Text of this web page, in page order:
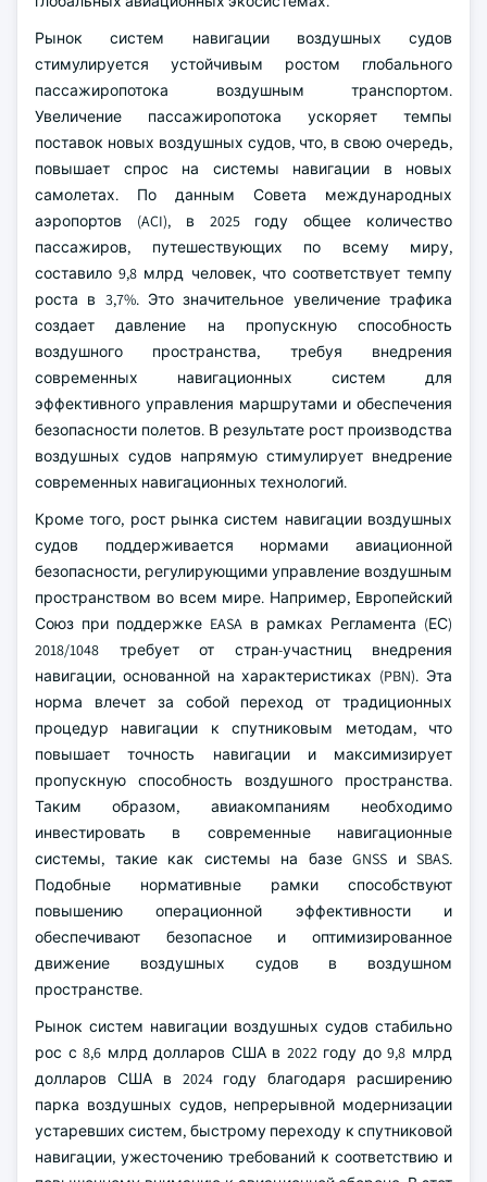
Рынок систем навигации воздушных судов
стимулируется устойчивым ростом глобального
пассажиропотока воздушным транспортом.
Увеличение пассажиропотока ускоряет темпы
поставок новых воздушных судов, что, в свою очередь,
повышает спрос на системы навигации в новых
самолетах. По данным Совета международных
аэропортов (ACI), в 2025 году общее количество
пассажиров, путешествующих по всему миру,
составило 9,8 млрд человек, что соответствует темпу
роста в 3,7%. Это значительное увеличение трафика
создает давление на пропускную способность
воздушного пространства, требуя внедрения
современных навигационных систем для
эффективного управления маршрутами и обеспечения
безопасности полетов. В результате рост производства
воздушных судов напрямую стимулирует внедрение
современных навигационных технологий.
Кроме того, рост рынка систем навигации воздушных
судов поддерживается нормами авиационной
безопасности, регулирующими управление воздушным
пространством во всем мире. Например, Европейский
Союз при поддержке EASA в рамках Регламента (ЕС)
2018/1048 требует от стран-участниц внедрения
навигации, основанной на характеристиках (PBN). Эта
норма влечет за собой переход от традиционных
процедур навигации к спутниковым методам, что
повышает точность навигации и максимизирует
пропускную способность воздушного пространства.
Таким образом, авиакомпаниям необходимо
инвестировать в современные навигационные
системы, такие как системы на базе GNSS и SBAS.
Подобные нормативные рамки способствуют
повышению операционной эффективности и
обеспечивают безопасное и оптимизированное
движение воздушных судов в воздушном
пространстве.
Рынок систем навигации воздушных судов стабильно
рос с 8,6 млрд долларов США в 2022 году до 9,8 млрд
долларов США в 2024 году благодаря расширению
парка воздушных судов, непрерывной модернизации
устаревших систем, быстрому переходу к спутниковой
навигации, ужесточению требований к соответствию и